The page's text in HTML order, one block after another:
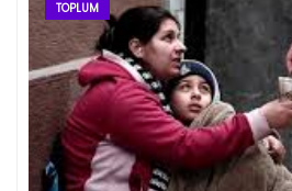
TOPLUM